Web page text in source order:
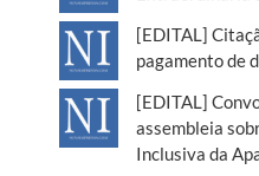
[EDITAL]
pagamento de
[EDITAL]
assembleia
Inclusiva da